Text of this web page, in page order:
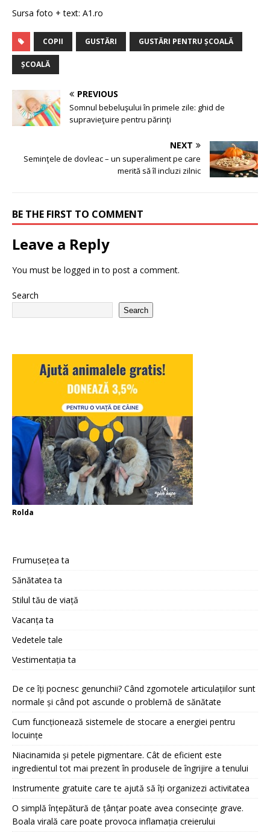
Sursa foto + text: A1.ro
COPII GUSTĂRI GUSTĂRI PENTRU ȘCOALĂ
ȘCOALĂ
PREVIOUS
Somnul bebeluşului în primele zile: ghid de
supravieţuire pentru părinţi
NEXT
Seminţele de dovleac – un superaliment pe care
merită să îl incluzi zilnic
BE THE FIRST TO COMMENT
Leave a Reply
You must be logged in to post a comment.
Search
Search
Rolda
Frumusețea ta
Sănătatea ta
Stilul tău de viață
Vacanța ta
Vedetele tale
Vestimentația ta
De ce îți pocnesc genunchii? Când zgomotele articulațiilor sunt
normale și când pot ascunde o problemă de sănătate
Cum funcționează sistemele de stocare a energiei pentru
locuințe
Niacinamida și petele pigmentare. Cât de eficient este
ingredientul tot mai prezent în produsele de îngrijire a tenului
Instrumente gratuite care te ajută să îți organizezi activitatea
O simplă înțepătură de țânțar poate avea consecințe grave.
Boala virală care poate provoca inflamația creierului